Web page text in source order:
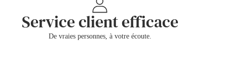
Service client efficace
De vraies personnes, à votre écoute.